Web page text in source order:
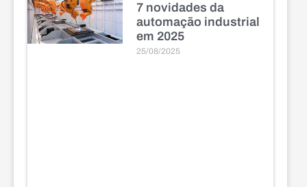
7 novidades da
automação industrial
em 2025
25/08/2025